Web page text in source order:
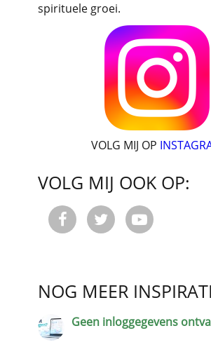
spirituele groei.
VOLG MIJ OP
VOLG MIJ OOK OP:
  
NOG MEER
Geen inloggegevens